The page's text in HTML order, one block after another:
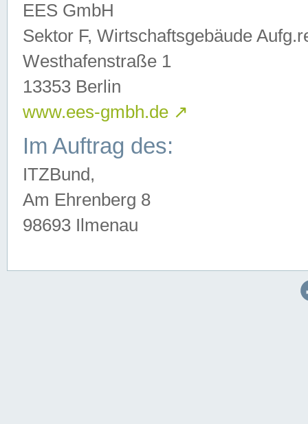
EES GmbH
Sektor F, Wirtschaftsgebäude
Westhafenstraße 1
13353 Berlin
www.ees-gmbh.de ↗
Im Auftrag des:
ITZBund,
Am Ehrenberg 8
98693 Ilmenau